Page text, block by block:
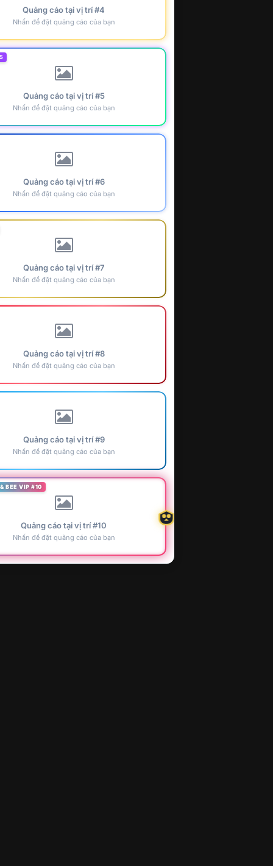
Quảng cáo tại vị trí #4
Nhấn để đặt quảng cáo của bạn
Quảng cáo tại vị trí #5
Nhấn để đặt quảng cáo của bạn
Quảng cáo tại vị trí #6
Nhấn để đặt quảng cáo của bạn
Quảng cáo tại vị trí #7
Nhấn để đặt quảng cáo của bạn
Quảng cáo tại vị trí #8
Nhấn để đặt quảng cáo của bạn
Quảng cáo tại vị trí #9
Nhấn để đặt quảng cáo của bạn
BEE VIP #10
Quảng cáo tại vị trí #10
Nhấn để đặt quảng cáo của bạn